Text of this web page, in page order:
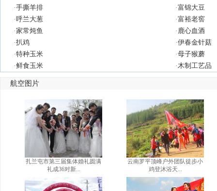
·手撕羊排 ·富锦大豆
·呼兰大葱 ·富裕老窖
·家常炖鱼 · 鹿心血酒
·扒鸡 ·伊春金针菇
·特种玉米 ·母子猴蘑
·鲜食玉米 ·木制工艺品
航空图片
扎兰屯市第三届集体婚礼圆满
礼成36对新...
云南罗平顶峰户外团队徒步小
鸡登沐浴天...